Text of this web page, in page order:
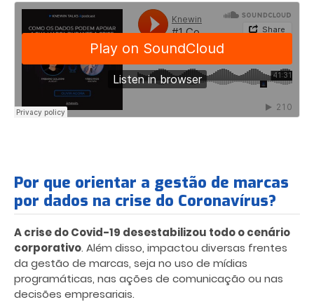
Por que orientar a gestão de marcas
por dados na crise do Coronavírus?
A crise do Covid-19 desestabilizou todo o cenário
corporativo. Além disso, impactou diversas frentes
da gestão de marcas, seja no uso de mídias
programáticas, nas ações de comunicação ou nas
decisões empresariais.